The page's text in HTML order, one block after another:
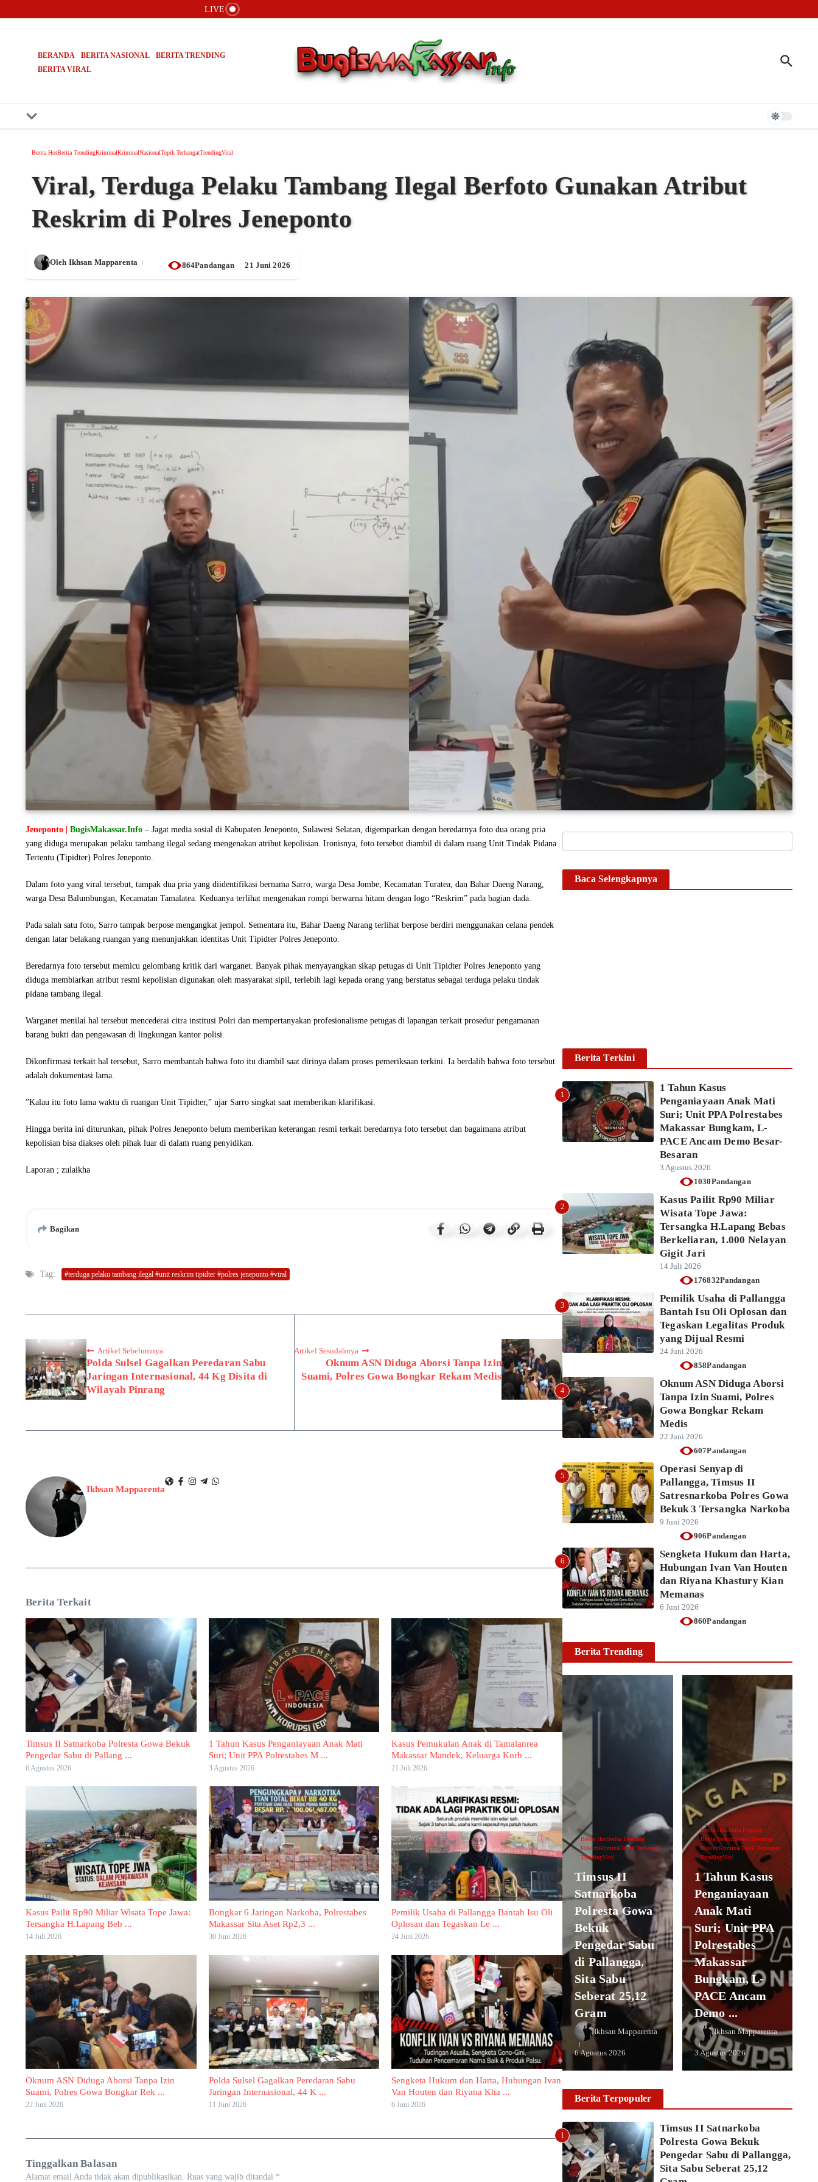
LIVE
Lembaga Adat Passereanta Firman Sombali Minta Wali Kota Makassar Verifikasi Pihak Mengatasnamakan Kerajaan Tallo
BERANDA BERITA NASIONAL
BERITA TRENDING
BERITA VIRAL
Berita HotBerita TrendingKriminalKriminalNasionalTopik TerhangatTrendingViral
Viral, Terduga Pelaku Tambang Ilegal Berfoto Gunakan Atribut
Reskrim di Polres Jeneponto
Oleh Ikhsan Mapparenta 864Pandangan 21 Juni 2026
Jeneponto | BugisMakassar.Info – Jagat media sosial di Kabupaten Jeneponto, Sulawesi Selatan, digemparkan dengan beredarnya foto dua orang pria
yang diduga merupakan pelaku tambang ilegal sedang mengenakan atribut kepolisian. Ironisnya, foto tersebut diambil di dalam ruang Unit Tindak Pidana
Tertentu (Tipidter) Polres Jeneponto.
​Dalam foto yang viral tersebut, tampak dua pria yang diidentifikasi bernama Sarro, warga Desa Jombe, Kecamatan Turatea, dan Bahar Daeng Narang,
warga Desa Balumbungan, Kecamatan Tamalatea. Keduanya terlihat mengenakan rompi berwarna hitam dengan logo “Reskrim” pada bagian dada.
Pada salah satu foto, Sarro tampak berpose mengangkat jempol. Sementara itu, Bahar Daeng Narang terlihat berpose berdiri menggunakan celana pendek
dengan latar belakang ruangan yang menunjukkan identitas Unit Tipidter Polres Jeneponto.
Beredarnya foto tersebut memicu gelombang kritik dari warganet. Banyak pihak menyayangkan sikap petugas di Unit Tipidter Polres Jeneponto yang
diduga membiarkan atribut resmi kepolisian digunakan oleh masyarakat sipil, terlebih lagi kepada orang yang berstatus sebagai terduga pelaku tindak
pidana tambang ilegal.
​Warganet menilai hal tersebut mencederai citra institusi Polri dan mempertanyakan profesionalisme petugas di lapangan terkait prosedur pengamanan
barang bukti dan pengawasan di lingkungan kantor polisi.
Dikonfirmasi terkait hal tersebut, Sarro membantah bahwa foto itu diambil saat dirinya dalam proses pemeriksaan terkini. Ia berdalih bahwa foto tersebut
adalah dokumentasi lama.
​”Kalau itu foto lama waktu di ruangan Unit Tipidter,” ujar Sarro singkat saat memberikan klarifikasi.
​Hingga berita ini diturunkan, pihak Polres Jeneponto belum memberikan keterangan resmi terkait beredarnya foto tersebut dan bagaimana atribut
kepolisian bisa diakses oleh pihak luar di dalam ruang penyidikan.
Laporan ; zulaikha
Bagikan
Tag: #terduga pelaku tambang ilegal #unit reskrim tipidter #polres jeneponto #viral
Artikel Sebelumnya
Polda Sulsel Gagalkan Peredaran Sabu
Jaringan Internasional, 44 Kg Disita di
Wilayah Pinrang
Artikel Sesudahnya
Oknum ASN Diduga Aborsi Tanpa Izin
Suami, Polres Gowa Bongkar Rekam Medis
Ikhsan Mapparenta
Berita Terkait
Timsus II Satnarkoba Polresta Gowa Bekuk
Pengedar Sabu di Pallang ...
6 Agustus 2026
1 Tahun Kasus Penganiayaan Anak Mati
Suri; Unit PPA Polrestabes M ...
3 Agustus 2026
Kasus Pemukulan Anak di Tamalanrea
Makassar Mandek, Keluarga Korb ...
21 Juli 2026
Kasus Pailit Rp90 Miliar Wisata Tope Jawa:
Tersangka H.Lapang Beb ...
14 Juli 2026
Bongkar 6 Jaringan Narkoba, Polrestabes
Makassar Sita Aset Rp2,3 ...
30 Juni 2026
Pemilik Usaha di Pallangga Bantah Isu Oli
Oplosan dan Tegaskan Le ...
24 Juni 2026
Oknum ASN Diduga Aborsi Tanpa Izin
Suami, Polres Gowa Bongkar Rek ...
22 Juni 2026
Polda Sulsel Gagalkan Peredaran Sabu
Jaringan Internasional, 44 K ...
11 Juni 2026
Sengketa Hukum dan Harta, Hubungan Ivan
Van Houten dan Riyana Kha ...
6 Juni 2026
Tinggalkan Balasan
Alamat email Anda tidak akan dipublikasikan. Ruas yang wajib ditandai *
Baca Selengkapnya
Pengedar Sabu di Pallangga,
Gowa dan Dir Resnarkoba Polda Sulsel
melalui Kasat Resnarkoba...
Baca lebih lanjut
Berita Terkini
1
1 Tahun Kasus
Penganiayaan Anak Mati
Suri; Unit PPA Polrestabes
Makassar Bungkam, L-
PACE Ancam Demo Besar-
Besaran
3 Agustus 2026
1030Pandangan
2
Kasus Pailit Rp90 Miliar
Wisata Tope Jawa:
Tersangka H.Lapang Bebas
Berkeliaran, 1.000 Nelayan
Gigit Jari
14 Juli 2026
176832Pandangan
3
Pemilik Usaha di Pallangga
Bantah Isu Oli Oplosan dan
Tegaskan Legalitas Produk
yang Dijual Resmi
24 Juni 2026
858Pandangan
4
Oknum ASN Diduga Aborsi
Tanpa Izin Suami, Polres
Gowa Bongkar Rekam
Medis
22 Juni 2026
607Pandangan
5
Operasi Senyap di
Pallangga, Timsus II
Satresnarkoba Polres Gowa
Bekuk 3 Tersangka Narkoba
9 Juni 2026
906Pandangan
6
Sengketa Hukum dan Harta,
Hubungan Ivan Van Houten
dan Riyana Khastury Kian
Memanas
6 Juni 2026
860Pandangan
Berita Trending
Berita HotBerita Trending
HukumKriminalTopik Terhangat
TrendingViral
Timsus II
Satnarkoba
Polresta Gowa
Bekuk
Pengedar Sabu
di Pallangga,
Sita Sabu
Seberat 25,12
Gram
Ikhsan Mapparenta
6 Agustus 2026
Berita HotBerita Populer
Berita TerkiniBerita Trending
HukumKriminalTopik Terhangat
TrendingViral
1 Tahun Kasus
Penganiayaan
Anak Mati
Suri; Unit PPA
Polrestabes
Makassar
Bungkam, L-
PACE Ancam
Demo ...
Ikhsan Mapparenta
3 Agustus 2026
Berita Terpopuler
1
Timsus II Satnarkoba
Polresta Gowa Bekuk
Pengedar Sabu di Pallangga,
Sita Sabu Seberat 25,12